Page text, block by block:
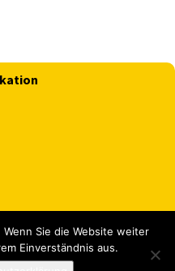
Sie die Website weiter
Einverständnis aus.